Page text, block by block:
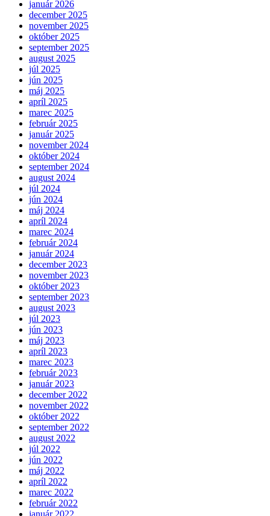
január 2026
december 2025
november 2025
október 2025
september 2025
august 2025
júl 2025
jún 2025
máj 2025
apríl 2025
marec 2025
február 2025
január 2025
november 2024
október 2024
september 2024
august 2024
júl 2024
jún 2024
máj 2024
apríl 2024
marec 2024
február 2024
január 2024
december 2023
november 2023
október 2023
september 2023
august 2023
júl 2023
jún 2023
máj 2023
apríl 2023
marec 2023
február 2023
január 2023
december 2022
november 2022
október 2022
september 2022
august 2022
júl 2022
jún 2022
máj 2022
apríl 2022
marec 2022
február 2022
január 2022